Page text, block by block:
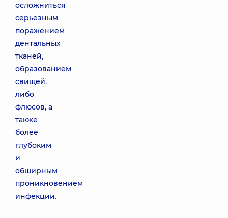
осложниться
серьезным
поражением
дентальных
тканей,
образованием
свищей,
либо
флюсов, а
также
более
глубоким
и
обширным
проникновением
инфекции.